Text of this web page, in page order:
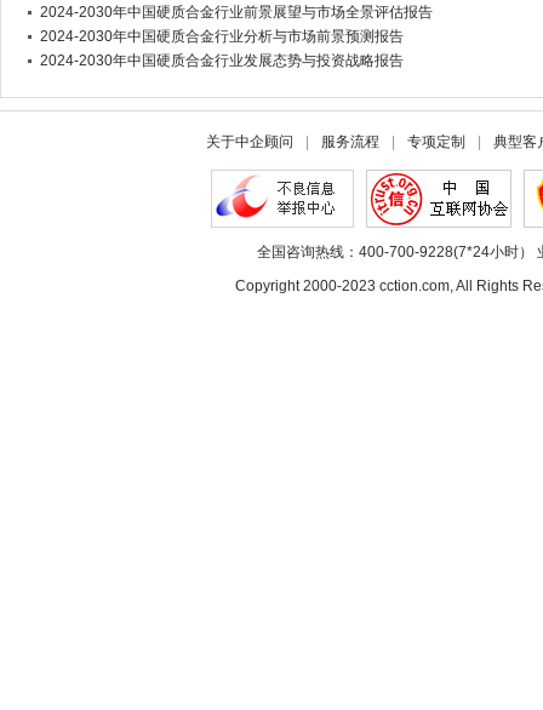
2024-2030年中国硬质合金行业前景展望与市场全景评估报告
2024-2030年中国硬质合金行业分析与市场前景预测报告
2024-2030年中国硬质合金行业发展态势与投资战略报告
关于中企顾问 服务流程 专项定制 典型客
全国咨询热线：400-700-9228(7*24小时）
Copyright 2000-2023 cction.com, All Rights